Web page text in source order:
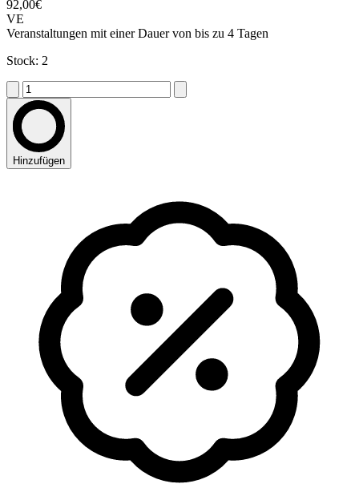
92,00€
VE
Veranstaltungen mit einer Dauer von bis zu 4 Tagen
Stock: 2
Hinzufügen